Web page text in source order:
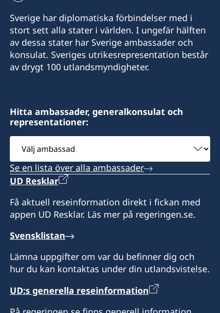
Sverige har diplomatiska förbindelser med i
stort sett alla stater i världen. I ungefär hälften
av dessa stater har Sverige ambassader och
konsulat. Sveriges utrikesrepresentation består
av drygt 100 utlandsmyndigheter.
Hitta ambassader, generalkonsulat och
representationer:
ambassad
Se en lista över alla ambassader
UD Resklar
Få aktuell reseinformation direkt i fickan med
appen UD Resklar. Läs mer på regeringen.se.
Svensklistan
Lämna uppgifter om var du befinner dig och
hur du kan kontaktas under din utlandsvistelse.
UD:s generella reseinformation